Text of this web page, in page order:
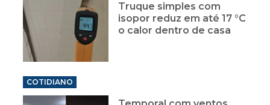
Truque simples com
isopor reduz em até 17 °C
o calor dentro de casa
COTIDIANO